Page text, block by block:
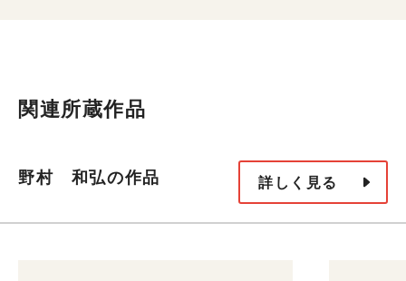
関連所蔵作品
野村 和弘の作品 詳しく見る